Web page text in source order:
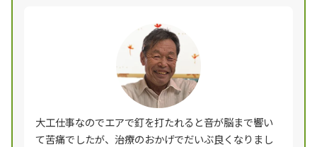
大工仕事なのでエアで釘を打たれると音が脳まで響い
て苦痛でしたが、治療のおかげでだいぶ良くなりまし